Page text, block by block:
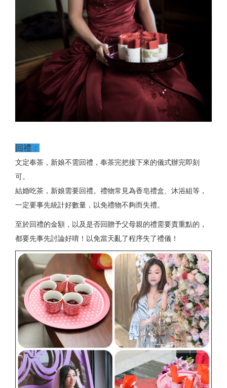
回禮：
文定奉茶，新娘不需回禮，奉茶完把接下來的儀式辦完即刻
可。
結婚吃茶，新娘需要回禮。禮物常見為香皂禮盒、沐浴組等，
一定要事先統計好數量，以免禮物不夠而失禮。
至於回禮的金額，以及是否回贈予父母親的禮需要貴重點的，
都要先事先討論好唷！以免當天亂了程序失了禮儀！